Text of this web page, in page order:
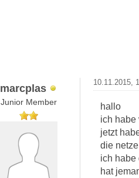
marcplas
Junior Member
10.11.2015,
hallo
ich habe
jetzt
die
ich habe
hat